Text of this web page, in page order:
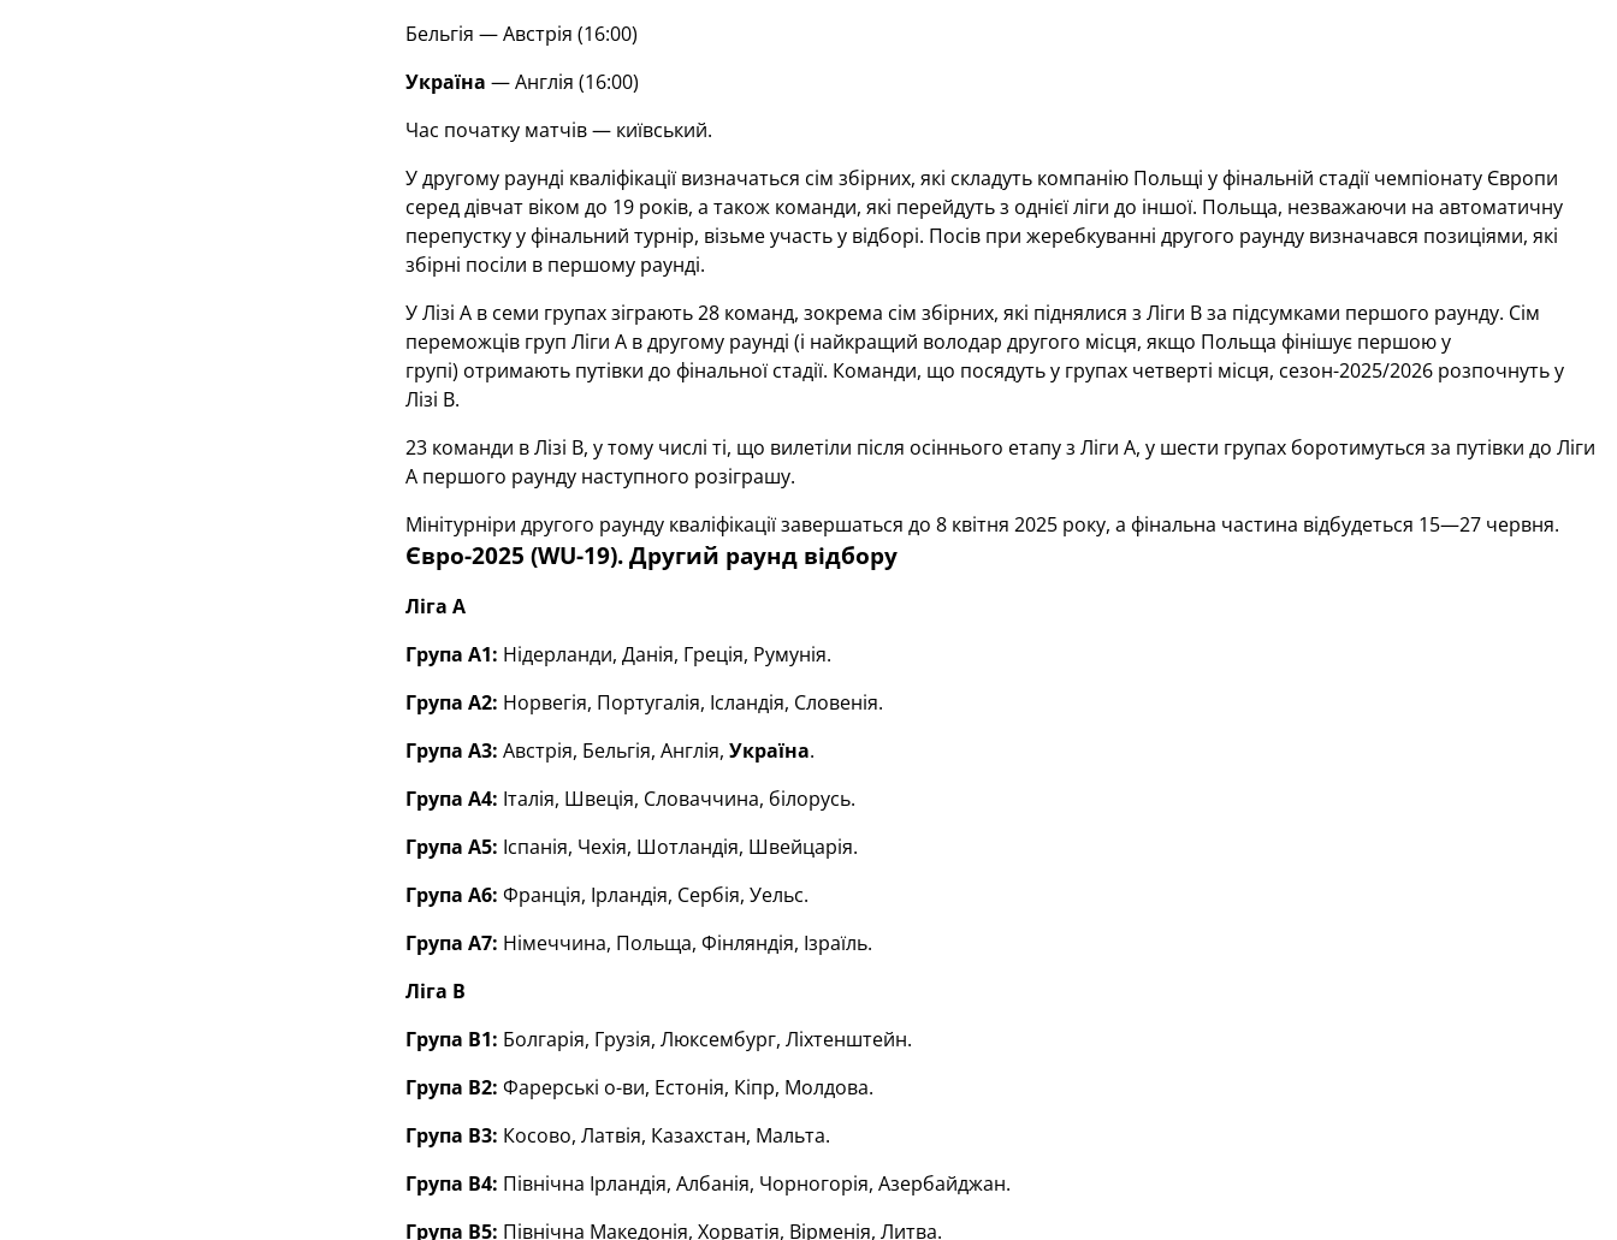
Бельгія — Австрія (16:00)
Україна — Англія (16:00)
Час початку матчів — київський.
У другому раунді кваліфікації визначаться сім збірних, які складуть компанію Польщі у фінальній стадії чемпіонату Європи
серед дівчат віком до 19 років, а також команди, які перейдуть з однієї ліги до іншої. Польща, незважаючи на автоматичну
перепустку у фінальний турнір, візьме участь у відборі. Посів при жеребкуванні другого раунду визначався позиціями, які
збірні посіли в першому раунді.
У Лізі А в семи групах зіграють 28 команд, зокрема сім збірних, які піднялися з Ліги В за підсумками першого раунду. Сім
переможців груп Ліги А в другому раунді (і найкращий володар другого місця, якщо Польща фінішує першою у
групі) отримають путівки до фінальної стадії. Команди, що посядуть у групах четверті місця, сезон-2025/2026 розпочнуть у
Лізі В.
23 команди в Лізі В, у тому числі ті, що вилетіли після осіннього етапу з Ліги А, у шести групах боротимуться за путівки до Ліги
А першого раунду наступного розіграшу.
Мінітурніри другого раунду кваліфікації завершаться до 8 квітня 2025 року, а фінальна частина відбудеться 15—27 червня.
Євро-2025 (WU-19). Другий раунд відбору
Ліга А
Група А1: Нідерланди, Данія, Греція, Румунія.
Група А2: Норвегія, Португалія, Ісландія, Словенія.
Група А3: Австрія, Бельгія, Англія, Україна.
Група А4: Італія, Швеція, Словаччина, білорусь.
Група А5: Іспанія, Чехія, Шотландія, Швейцарія.
Група А6: Франція, Ірландія, Сербія, Уельс.
Група А7: Німеччина, Польща, Фінляндія, Ізраїль.
Ліга В
Група В1: Болгарія, Грузія, Люксембург, Ліхтенштейн.
Група В2: Фарерські о-ви, Естонія, Кіпр, Молдова.
Група В3: Косово, Латвія, Казахстан, Мальта.
Група В4: Північна Ірландія, Албанія, Чорногорія, Азербайджан.
Група В5: Північна Македонія, Хорватія, Вірменія, Литва.